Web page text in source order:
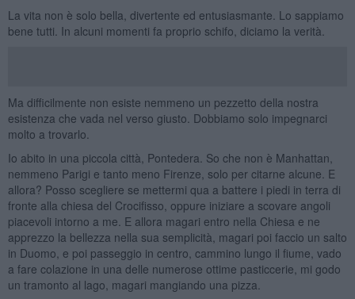
La vita non è solo bella, divertente ed entusiasmante. Lo sappiamo
bene tutti. In alcuni momenti fa proprio schifo, diciamo la verità.
Ma difficilmente non esiste nemmeno un pezzetto della nostra
esistenza che vada nel verso giusto. Dobbiamo solo impegnarci
molto a trovarlo.
Io abito in una piccola città, Pontedera. So che non è Manhattan,
nemmeno Parigi e tanto meno Firenze, solo per citarne alcune. E
allora? Posso scegliere se mettermi qua a battere i piedi in terra di
fronte alla chiesa del Crocifisso, oppure iniziare a scovare angoli
piacevoli intorno a me. E allora magari entro nella Chiesa e ne
apprezzo la bellezza nella sua semplicità, magari poi faccio un salto
in Duomo, e poi passeggio in centro, cammino lungo il fiume, vado
a fare colazione in una delle numerose ottime pasticcerie, mi godo
un tramonto al lago, magari mangiando una pizza.